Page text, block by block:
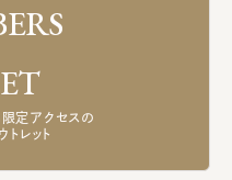
定アクセスの
トレット